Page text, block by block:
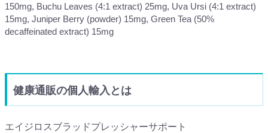
150mg, Buchu Leaves (4:1 extract) 25mg, Uva Ursi (4:1 extract)
15mg, Juniper Berry (powder) 15mg, Green Tea (50%
decaffeinated extract) 15mg
健康通販の個人輸入とは
エイジロスブラッドプレッシャーサポート